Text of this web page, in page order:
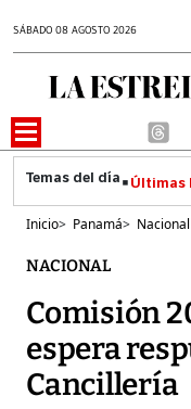
SÁBADO 08 AGOSTO 2026
Últimas
Inicio> Panamá> Nacional
NACIONAL
Comisión
espera
Cancillería